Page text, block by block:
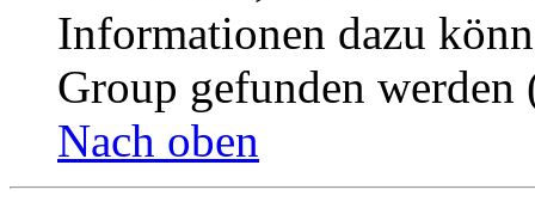
Informationen dazu
Group gefunden
Nach oben